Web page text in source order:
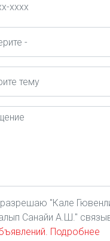
xxxx
"Кале
Санайи А.Ш."
Подробнее